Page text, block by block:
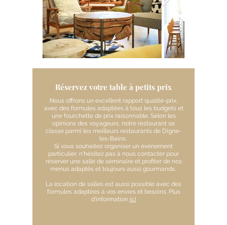
Réservez votre table à petits prix
Nous offrons un excellent rapport qualité-prix,
avec des formules adaptées à tous les budgets et
une fourchette de prix raisonnable. Selon les
opinions des voyageurs, notre restaurant se
classe parmi les meilleurs restaurants de Digne-
les-Bains.
Si vous souhaitez organiser un événement
particulier, n'hésitez pas à nous contacter pour
réserver une salle de séminaire et profiter de nos
menus adaptés et toujours aussi gourmands.
La location de salles est aussi possible avec des
formules adaptées à vos envies et besoins. Plus
d'information ici